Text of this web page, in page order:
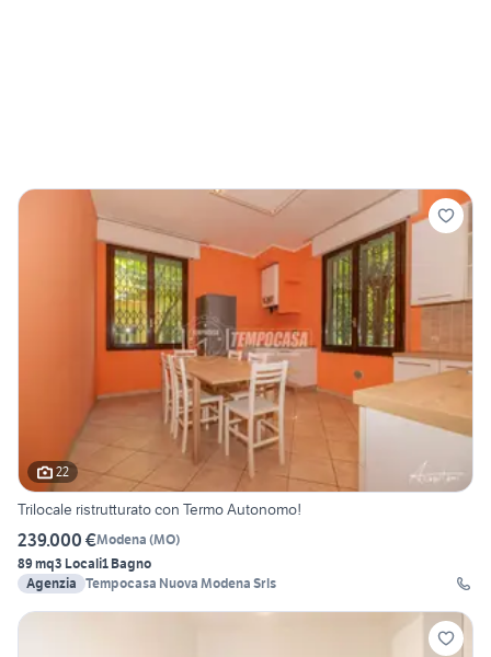
22
Trilocale ristrutturato con Termo Autonomo!
239.000 €Modena (MO)
89 mq3 Locali1 Bagno
Agenzia Tempocasa Nuova Modena Srls